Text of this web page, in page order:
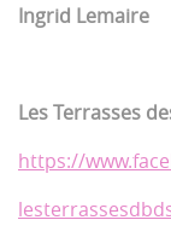
Ingrid Lemaire
Les Terrasses
https://